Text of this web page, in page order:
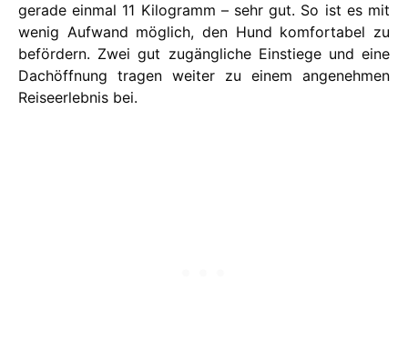
gerade einmal 11 Kilogramm – sehr gut. So ist es mit
wenig Aufwand möglich, den Hund komfortabel zu
befördern. Zwei gut zugängliche Einstiege und eine
Dachöffnung tragen weiter zu einem angenehmen
Reiseerlebnis bei.